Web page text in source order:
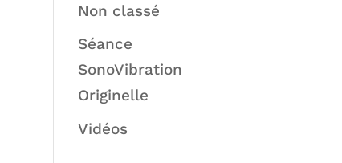
Non classé
Séance
SonoVibration
Originelle
Vidéos